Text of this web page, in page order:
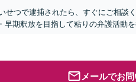
せつで逮捕されたら、すぐにご相談
期釈放を目指して粘りの弁護活動を
メールでお